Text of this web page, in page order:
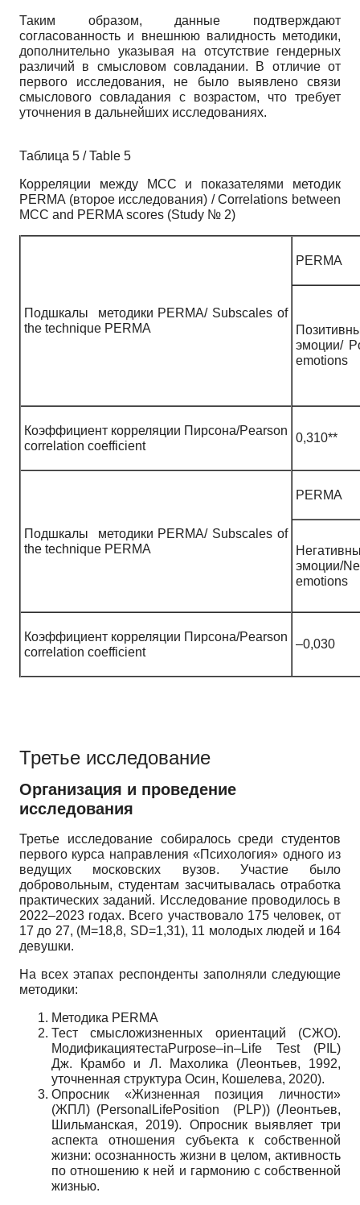
Таким образом, данные подтверждают
согласованность и внешнюю валидность методики,
дополнительно указывая на отсутствие гендерных
различий в смысловом совладании. В отличие от
первого исследования, не было выявлено связи
смыслового совладания с возрастом, что требует
уточнения в дальнейших исследованиях.
Таблица 5 / Table 5
Корреляции между MCC и показателями методик
PERMA (второе исследования) / Correlations between
MCC and PERMA scores (Study № 2)
Подшкалы методики PERMA/ Subscales of
the technique PERMA
PERMA
эмоции/
emotions
Коэффициент корреляции Пирсона/Pearson
correlation coefficient
0,310**
Подшкалы методики PERMA/ Subscales of
the technique PERMA
PERMA
эмоции/
emotions
Коэффициент корреляции Пирсона/Pearson
correlation coefficient
–0,030
Третье исследование
Организация и проведение
исследования
Третье исследование собиралось среди студентов
первого курса направления «Психология» одного из
ведущих московских вузов. Участие было
добровольным, студентам засчитывалась отработка
практических заданий. Исследование проводилось в
2022–2023 годах. Всего участвовало 175 человек, от
17 до 27, (M=18,8, SD=1,31), 11 молодых людей и 164
девушки.
На всех этапах респонденты заполняли следующие
методики:
Методика PERMA
Тест смысложизненных ориентаций (СЖО).
МодификациятестаPurpose–in–Life Test (PIL)
Дж. Крамбо и Л. Махолика (Леонтьев, 1992,
уточненная структура Осин, Кошелева, 2020).
Опросник «Жизненная позиция личности»
(ЖПЛ) (PersonalLifePosition (PLP)) (Леонтьев,
Шильманская, 2019). Опросник выявляет три
аспекта отношения субъекта к собственной
жизни: осознанность жизни в целом, активность
по отношению к ней и гармонию с собственной
жизнью.